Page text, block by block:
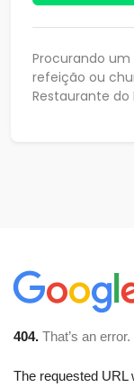
Procurando
refeição ou
Restaurante do